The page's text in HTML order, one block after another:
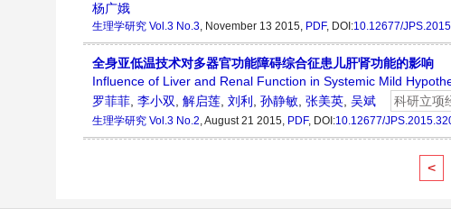
杨广娥
生理学研究 Vol.3 No.3, November 13 2015, PDF, DOI:10.12677/
全身亚低温技术对多器官功能障碍综合征患儿肝肾功能的影响
Influence of Liver and Renal Function in Systemic Mild
罗菲菲, 李小双, 解启莲, 刘利 , 孙静敏, 张美英, 吴斌 科研立项
生理学研究 Vol.3 No.2, August 21 2015, PDF, DOI:10.12677/
<